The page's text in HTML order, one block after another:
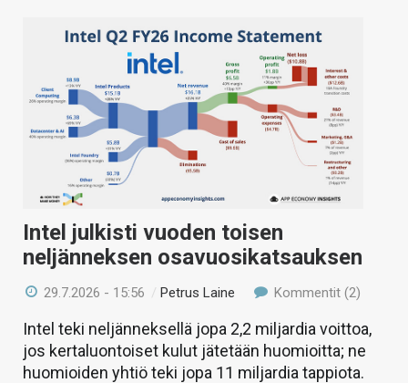
Intel julkisti vuoden toisen
neljänneksen osavuosikatsauksen
29.7.2026 - 15:56 /Petrus Laine Kommentit (2)
Intel teki neljänneksellä jopa 2,2 miljardia voittoa,
jos kertaluontoiset kulut jätetään huomioitta; ne
huomioiden yhtiö teki jopa 11 miljardia tappiota.